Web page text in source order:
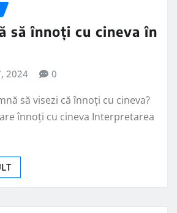
să înnoți cu cineva în
2024 0
să visezi că înnoți cu cineva?
înnoți cu cineva Interpretarea